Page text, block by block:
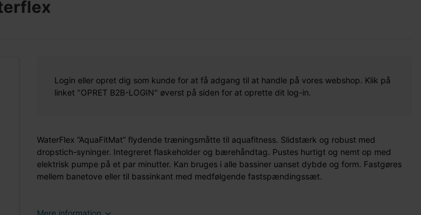
Login eller opret dig som kunde for at få adgang til at handle på vores webshop. Klik på
linket "OPRET B2B-LOGIN" øverst på siden for at oprette dit log-in.
WaterFlex ”AquaFitMat” flydende træningsmåtte til aquafitness. Slidstærk og robust med
dropstich-syninger. Integreret flaskeholder og bærehåndtag. Pustes hurtigt og nemt op med
elektrisk pumpe på et par minutter. Kan bruges i alle bassiner uanset dybde og form. Fastgøres
mellem banetove eller til bassinkant med medfølgende fastspændingssæt.
Mere information